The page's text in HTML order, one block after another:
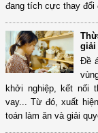
đang tích cực thay
giải
Đề
khởi nghiệp, kết nối
vay... Từ đó, xuất
toán làm ăn và giải